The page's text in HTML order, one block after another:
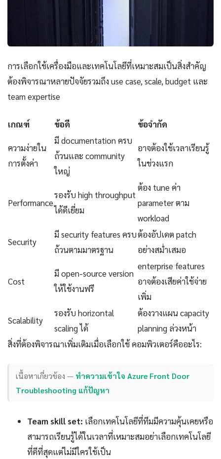
การเลือกใช้เครื่องมือและเทคโนโลยีที่เหมาะสมเป็นสิ่งสำคัญ
ต้องพิจารณาหลายปัจจัยรวมถึง use case, scale, budget และ
team expertise
เกณฑ์ ข้อดี ข้อจำกัด
ความง่ายใน
การตั้งค่า
มี documentation ครบ
ถ้วนและ community
ใหญ่
อาจต้องใช้เวลาเรียนรู้
ในช่วงแรก
Performance
รองรับ high throughput
ได้ดีเยี่ยม
ต้อง tune ค่า
parameter ตาม
workload
Security
มี security features ครบ
ถ้วนตามมาตรฐาน
ต้องอัปเดต patch
อย่างสม่ำเสมอ
Cost
มี open-source version
ให้ใช้งานฟรี
enterprise features
อาจต้องเสียค่าใช้จ่าย
เพิ่ม
Scalability
รองรับ horizontal
scaling ได้
ต้องวางแผน capacity
planning ล่วงหน้า
สิ่งที่ต้องพิจารณาเพิ่มเติมเมื่อเลือกใช้ คอมพิวเตอร์คืออะไร:
เนื้อหาเกี่ยวข้อง — ทำความเข้าใจ Azure Front Door
Troubleshooting แก้ปัญหา
Team skill set: เลือกเทคโนโลยีที่ทีมมีความคุ้นเคยหรือ
สามารถเรียนรู้ได้ในเวลาที่เหมาะสมอย่าเลือกเทคโนโลยี
ที่ดีที่สุดแต่ไม่มีใครใช้เป็น